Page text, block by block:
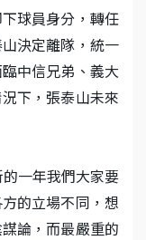
球員身分，轉任
決定離隊，統一
中信兄弟、義大
下，張泰山未來
一年我們大家要
的立場不同，想
論，而最嚴重的